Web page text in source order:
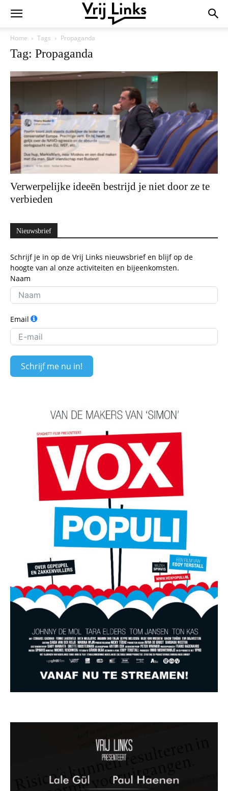
Home Tags Propaganda
Tag: Propaganda
Verwerpelijke ideeën bestrijd je niet door ze te
verbieden
Nieuwsbrief
Schrijf je in op de Vrij Links nieuwsbrief en blijf op de
hoogte van al onze activiteiten en bijeenkomsten.
Naam
Email
Schrijf me nu in!